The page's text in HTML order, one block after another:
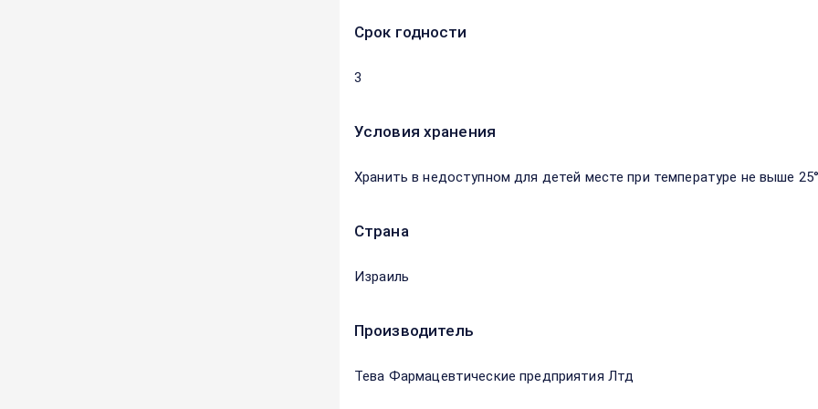
Срок годности
3
Условия хранения
Хранить в недоступном для детей месте при температуре не выше
Страна
Израиль
Производитель
Тева Фармацевтические предприятия Лтд